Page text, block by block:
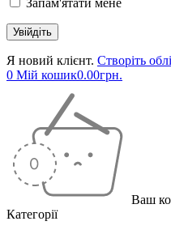
Запам'ятати мене
Я новий клієнт. Створіть
0 Мій кошик0.00грн.
Ваш
Категорії